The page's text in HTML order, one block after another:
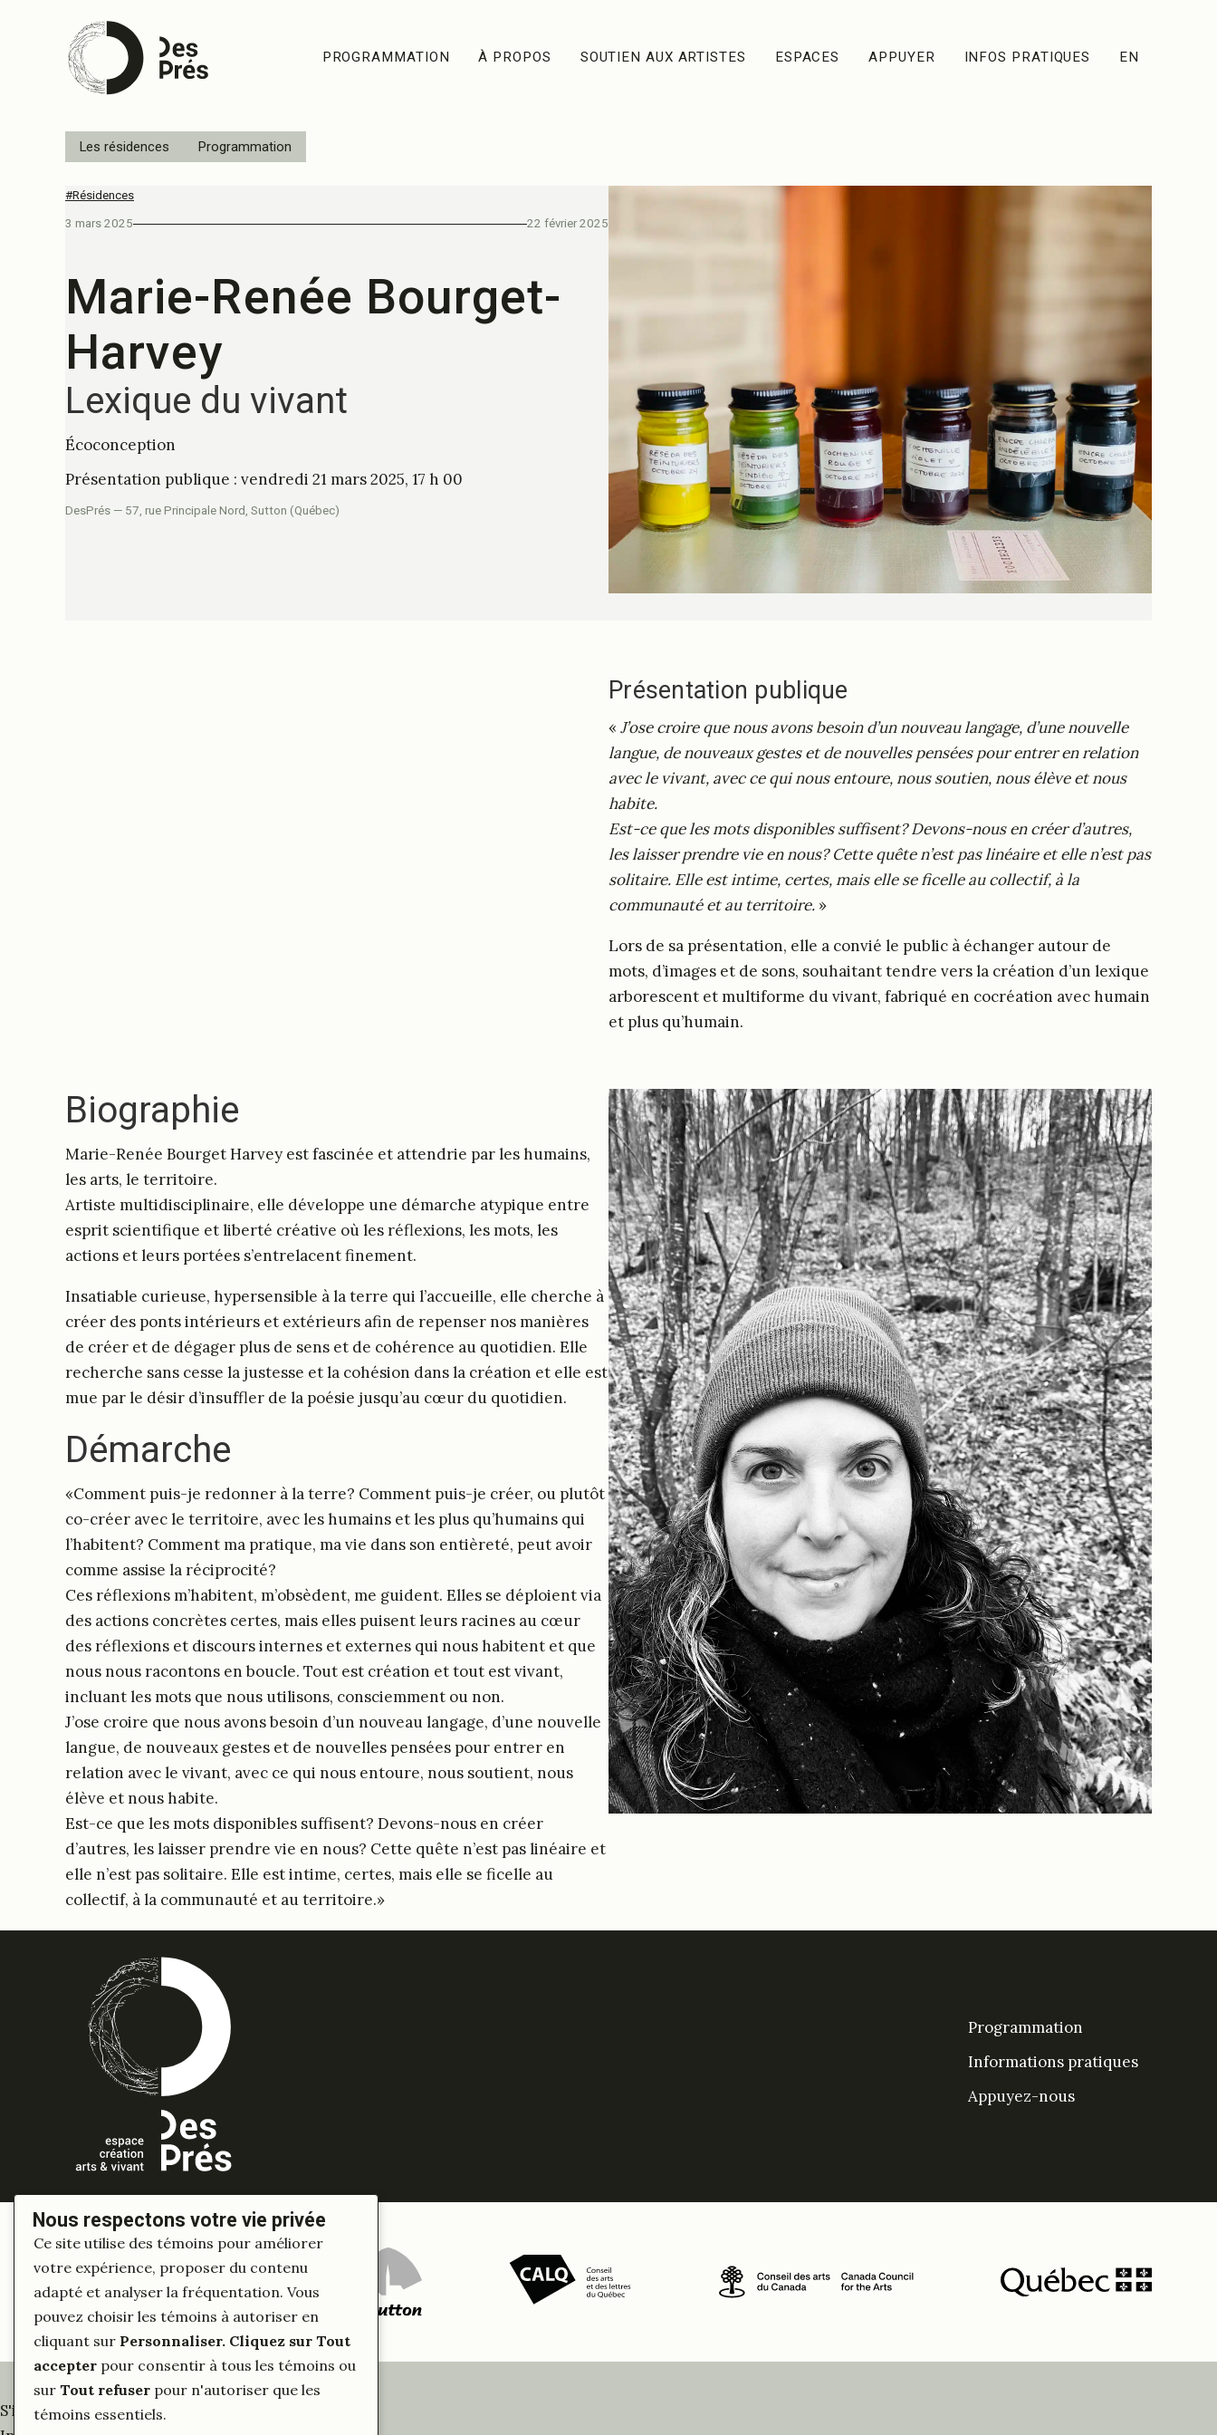
PROGRAMMATION À PROPOS SOUTIEN AUX ARTISTES ESPACES APPUYER INFOS PRATIQUES EN
Les résidences Programmation
#Résidences
3 mars 2025 22 février 2025
Marie-Renée Bourget-
Harvey
Lexique du vivant
Écoconception
Présentation publique : vendredi 21 mars 2025, 17 h 00
DesPrés — 57, rue Principale Nord, Sutton (Québec)
Présentation publique
« J’ose croire que nous avons besoin d’un nouveau langage, d’une nouvelle
langue, de nouveaux gestes et de nouvelles pensées pour entrer en relation
avec le vivant, avec ce qui nous entoure, nous soutien, nous élève et nous
habite.
Est-ce que les mots disponibles suffisent? Devons-nous en créer d’autres,
les laisser prendre vie en nous? Cette quête n’est pas linéaire et elle n’est pas
solitaire. Elle est intime, certes, mais elle se ficelle au collectif, à la
communauté et au territoire. »
Lors de sa présentation, elle a convié le public à échanger autour de
mots, d’images et de sons, souhaitant tendre vers la création d’un lexique
arborescent et multiforme du vivant, fabriqué en cocréation avec humain
et plus qu’humain.
Biographie
Marie-Renée Bourget Harvey est fascinée et attendrie par les humains,
les arts, le territoire.
Artiste multidisciplinaire, elle développe une démarche atypique entre
esprit scientifique et liberté créative où les réflexions, les mots, les
actions et leurs portées s’entrelacent finement.
Insatiable curieuse, hypersensible à la terre qui l’accueille, elle cherche à
créer des ponts intérieurs et extérieurs afin de repenser nos manières
de créer et de dégager plus de sens et de cohérence au quotidien. Elle
recherche sans cesse la justesse et la cohésion dans la création et elle est
mue par le désir d’insuffler de la poésie jusqu’au cœur du quotidien.
Démarche
«Comment puis-je redonner à la terre? Comment puis-je créer, ou plutôt
co-créer avec le territoire, avec les humains et les plus qu’humains qui
l’habitent? Comment ma pratique, ma vie dans son entièreté, peut avoir
comme assise la réciprocité?
Ces réflexions m’habitent, m’obsèdent, me guident. Elles se déploient via
des actions concrètes certes, mais elles puisent leurs racines au cœur
des réflexions et discours internes et externes qui nous habitent et que
nous nous racontons en boucle. Tout est création et tout est vivant,
incluant les mots que nous utilisons, consciemment ou non.
J’ose croire que nous avons besoin d’un nouveau langage, d’une nouvelle
langue, de nouveaux gestes et de nouvelles pensées pour entrer en
relation avec le vivant, avec ce qui nous entoure, nous soutient, nous
élève et nous habite.
Est-ce que les mots disponibles suffisent? Devons-nous en créer
d’autres, les laisser prendre vie en nous? Cette quête n’est pas linéaire et
elle n’est pas solitaire. Elle est intime, certes, mais elle se ficelle au
collectif, à la communauté et au territoire.»
Programmation
Informations pratiques
Appuyez-nous
S'inscrire à notre infolettre
Nous respectons votre vie privée
Ce site utilise des témoins pour améliorer
votre expérience, proposer du contenu
adapté et analyser la fréquentation. Vous
pouvez choisir les témoins à autoriser en
cliquant sur Personnaliser. Cliquez sur Tout
accepter pour consentir à tous les témoins ou
sur Tout refuser pour n'autoriser que les
témoins essentiels.